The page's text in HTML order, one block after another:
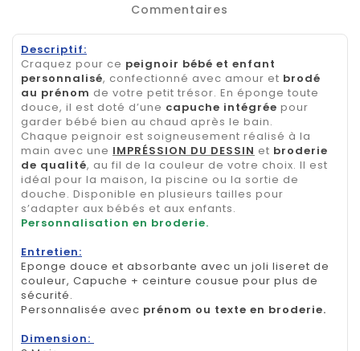
Commentaires
Descriptif:
Craquez pour ce peignoir bébé et enfant
personnalisé, confectionné avec amour et brodé
au prénom de votre petit trésor. En éponge toute
douce, il est doté d’une capuche intégrée pour
garder bébé bien au chaud après le bain.
Chaque peignoir est soigneusement réalisé à la
main avec une IMPRÉSSION DU DESSIN et broderie
de qualité, au fil de la couleur de votre choix. Il est
idéal pour la maison, la piscine ou la sortie de
douche. Disponible en plusieurs tailles pour
s’adapter aux bébés et aux enfants.
Personnalisation en broderie.
Entretien:
Eponge douce et absorbante avec un joli liseret de
couleur, Capuche + ceinture cousue pour plus de
sécurité.
Personnalisée avec prénom ou texte en broderie.
Dimension: